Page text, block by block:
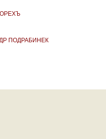
ПОДРАБИНЕК